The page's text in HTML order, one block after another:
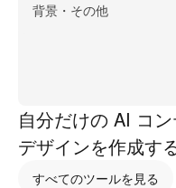
背景・その他
自分だけの AI コ
デザインを作成す
すべてのツールを見る